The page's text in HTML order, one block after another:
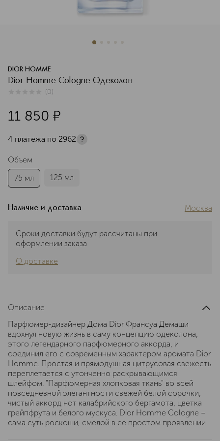
DIOR HOMME
Dior Homme Cologne Одеколон
(0)
11 850 ¤
4 платежа по 2962
Объем
75 мл
125 мл
Наличие и доставка Москва
Сроки доставки будут рассчитаны при
оформлении заказа
О доставке
Описание
Парфюмер-дизайнер Дома Dior Франсуа Демаши
вдохнул новую жизнь в саму концепцию одеколона,
этого легендарного парфюмерного аккорда, и
соединил его с современным характером аромата Dior
Homme. Простая и прямодушная цитрусовая свежесть
переплетается с утонченно раскрывающимся
шлейфом. "Парфюмерная хлопковая ткань" во всей
повседневной элегантности свежей белой сорочки,
чистый аккорд нот калабрийского бергамота, цветка
грейпфрута и белого мускуса. Dior Homme Cologne –
сама суть роскоши, смелой в ее простом проявлении.